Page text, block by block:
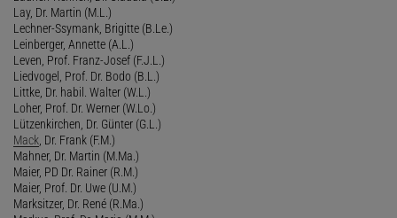
Lay, Dr. Martin (M.L.)
Lechner-Ssymank, Brigitte (B.Le.)
Leinberger, Annette (A.L.)
Leven, Prof. Franz-Josef (F.J.L.)
Liedvogel, Prof. Dr. Bodo (B.L.)
Littke, Dr. habil. Walter (W.L.)
Loher, Prof. Dr. Werner (W.Lo.)
Lützenkirchen, Dr. Günter (G.L.)
Mack , Dr. Frank (F.M.)
Mahner, Dr. Martin (M.Ma.)
Maier, PD Dr. Rainer (R.M.)
Maier, Prof. Dr. Uwe (U.M.)
Marksitzer, Dr. René (R.Ma.)